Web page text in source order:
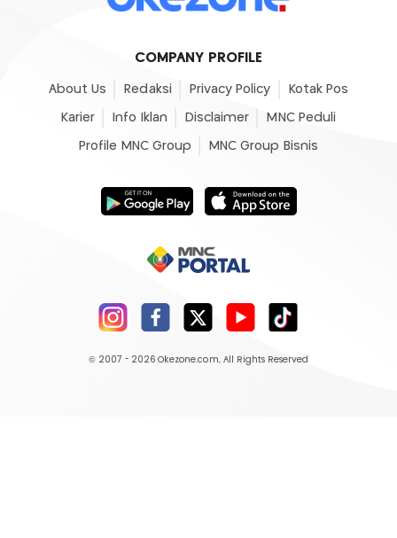
COMPANY PROFILE
About Us Redaksi Privacy Policy Kotak Pos
Karier Info Iklan Disclaimer MNC Peduli
Profile MNC Group MNC Group Bisnis
© 2007 - 2026 Okezone.com, All Rights Reserved